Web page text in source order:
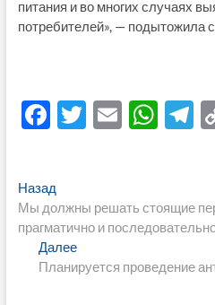
питания и во многих случаях
потребителей», — подытожила
F
b
o
o
T
er
E W
s
A
p
p
T
a
Навигация
по
записям
НазадПредыдущая
запись:
Мы должны решать стоящие
прагматично и
ДалееСледующая
запись:
Планируется проведение